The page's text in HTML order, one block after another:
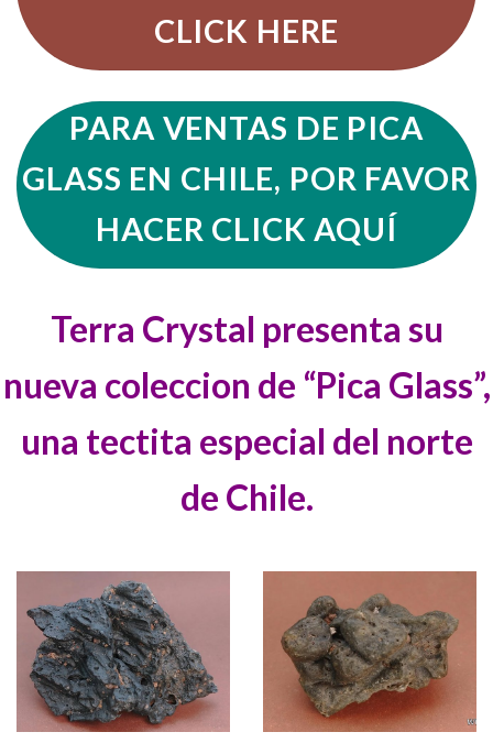
CLICK HERE
PARA VENTAS DE PICA
GLASS EN CHILE, POR FAVOR
HACER CLICK AQUÍ
Terra Crystal presenta su
nueva coleccion de “Pica Glass”,
una tectita especial del norte
de Chile.